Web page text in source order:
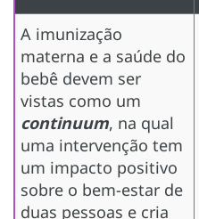
A imunização
materna e a saúde do
bebê devem ser
vistas como um
continuum, na qual
uma intervenção tem
um impacto positivo
sobre o bem-estar de
duas pessoas e cria